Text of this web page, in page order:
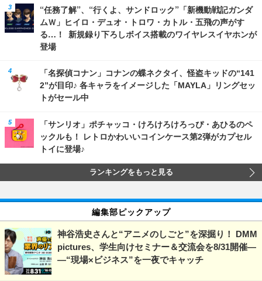
“任務了解”、“行くよ、サンドロック”「新機動戦記ガンダ
ムＷ」ヒイロ・デュオ・トロワ・カトル・五飛の声がす
る…！ 新規録り下ろしボイス搭載のワイヤレスイヤホンが
登場
「名探偵コナン」コナンの蝶ネクタイ、怪盗キッドの“141
2”が目印♪ 各キャラをイメージした「MAYLA」リングセッ
トがセール中
「サンリオ」ポチャッコ・けろけろけろっぴ・あひるのペ
ックルも！ レトロかわいいコインケース第2弾がカプセル
トイに登場♪
ランキングをもっと見る
編集部ピックアップ
神谷浩史さんと“アニメのしごと”を深掘り！ DMM
pictures、学生向けセミナー＆交流会を8/31開催―
―“現場×ビジネス”を一夜でキャッチ